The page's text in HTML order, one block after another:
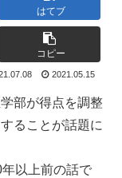
はてブ
コピー
2021.05.15
部が得点を調整
ることが話題に
以上前の話で